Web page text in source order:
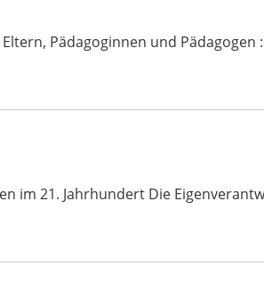
Pädagoginnen und Pädagogen
im 21. Jahrhundert Die